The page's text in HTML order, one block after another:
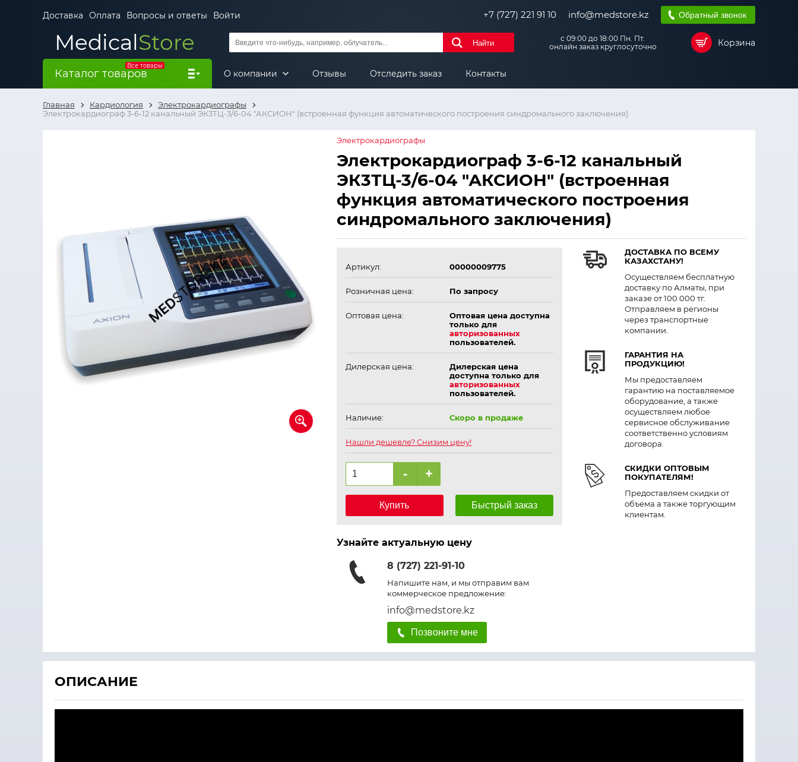
Доставка Оплата Вопросы и ответы Войти +7 (727) 221 91 10 info@medstore.kz Обратный звонок
MedicalStore Найти
с 09:00 до 18:00 Пн. Пт.
онлайн заказ круглосуточно
Корзина
Все товары
Каталог товаров О компании Отзывы Отследить заказ Контакты
Главная Кардиология
Электрокардиографы
Электрокардиограф 3-6-12 канальный ЭК3ТЦ-3/6-04 "АКСИОН" (встроенная функция автоматического построения синдромального заключения)
Электрокардиографы
Электрокардиограф 3-6-12 канальный
ЭК3ТЦ-3/6-04 "АКСИОН" (встроенная
функция автоматического построения
синдромального заключения)
Артикул: 00000009775
Розничная цена: По запросу
Оптовая цена:
Оптовая цена доступна
только для
авторизованных
пользователей.
Дилерская цена:
Дилерская цена
доступна только для
авторизованных
пользователей.
Наличие: Скоро в продаже
Нашли дешевле? Снизим цену!
- +
Купить Быстрый заказ
Узнайте актуальную цену
8 (727) 221-91-10
Напишите нам, и мы отправим вам
коммерческое предложение:
info@medstore.kz
Позвоните мне
ДОСТАВКА ПО ВСЕМУ
КАЗАХСТАНУ!
Осуществляем бесплатную
доставку по Алматы, при
заказе от 100 000 тг.
Отправляем в регионы
через транспортные
компании.
ГАРАНТИЯ НА
ПРОДУКЦИЮ!
Мы предоставляем
гарантию на поставляемое
оборудование, а также
осуществляем любое
сервисное обслуживание
соответственно условиям
договора.
СКИДКИ ОПТОВЫМ
ПОКУПАТЕЛЯМ!
Предоставляем скидки от
объема а также торгующим
клиентам.
ОПИСАНИЕ